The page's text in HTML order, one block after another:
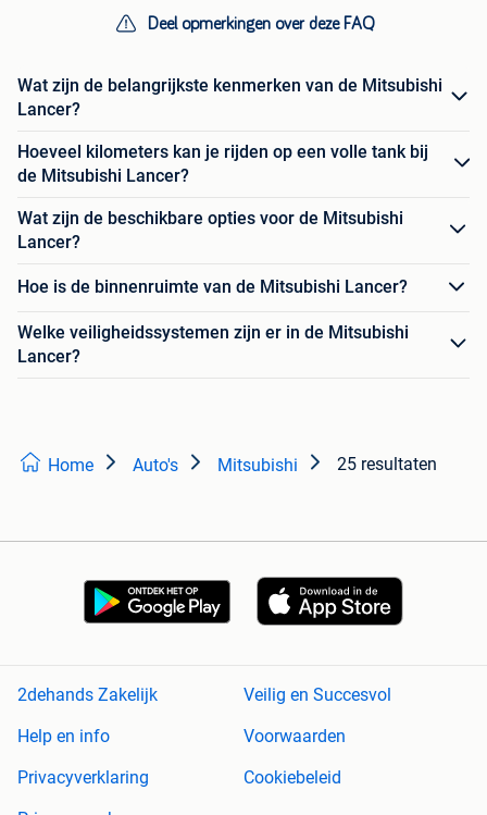
Deel opmerkingen over deze FAQ
Wat zijn de belangrijkste kenmerken van de Mitsubishi
Lancer?
Hoeveel kilometers kan je rijden op een volle tank bij
de Mitsubishi Lancer?
Wat zijn de beschikbare opties voor de Mitsubishi
Lancer?
Hoe is de binnenruimte van de Mitsubishi Lancer?
Welke veiligheidssystemen zijn er in de Mitsubishi
Lancer?
Home Auto's Mitsubishi 25 resultaten
2dehands Zakelijk
Veilig en Succesvol
Help en info
Voorwaarden
Privacyverklaring
Cookiebeleid